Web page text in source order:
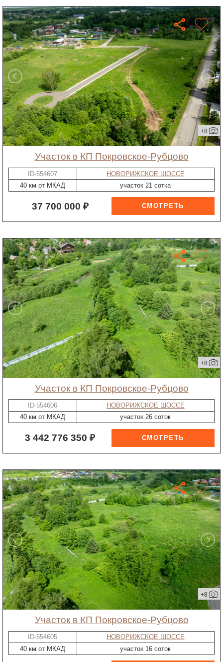
+8
участок в КП Покровское-Рубцово
ID-554607
НОВОРИЖСКОЕ ШОССЕ
40 км от МКАД
участок 21 сотка
37 700 000 ₽
+8
участок в КП Покровское-Рубцово
ID-554606
НОВОРИЖСКОЕ ШОССЕ
40 км от МКАД
участок 26 соток
3 442 776 350 ₽
+8
участок в КП Покровское-Рубцово
ID-554605
НОВОРИЖСКОЕ ШОССЕ
40 км от МКАД
участок 16 соток